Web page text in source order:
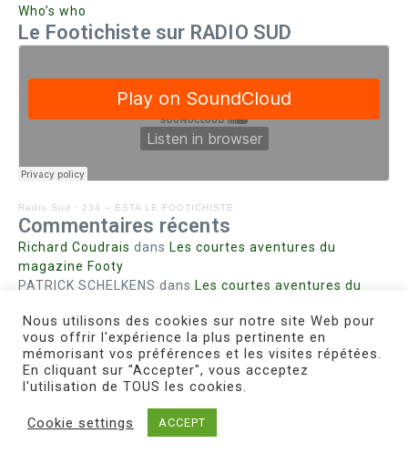
Who’s who
Le Footichiste sur RADIO SUD
Radio Sud · 234 – ESTA LE FOOTICHISTE
Commentaires récents
Richard Coudrais dans Les courtes aventures du
magazine Footy
PATRICK SCHELKENS dans Les courtes aventures du
Bohn fabiennedans Intrigues sanglantes à Mulhouse
Steph. RUTA dansLust for Nice
MIRMANDdansPieds agiles et champignons
Copyright © 2026 Le Footichiste | Réalisé par
Nous utilisons des cookies sur notre site Web pour
vous offrir l'expérience la plus pertinente en
mémorisant vos préférences et les visites répétées.
En cliquant sur "Accepter", vous acceptez
l'utilisation de TOUS les cookies.
Cookie settings ACCEPT